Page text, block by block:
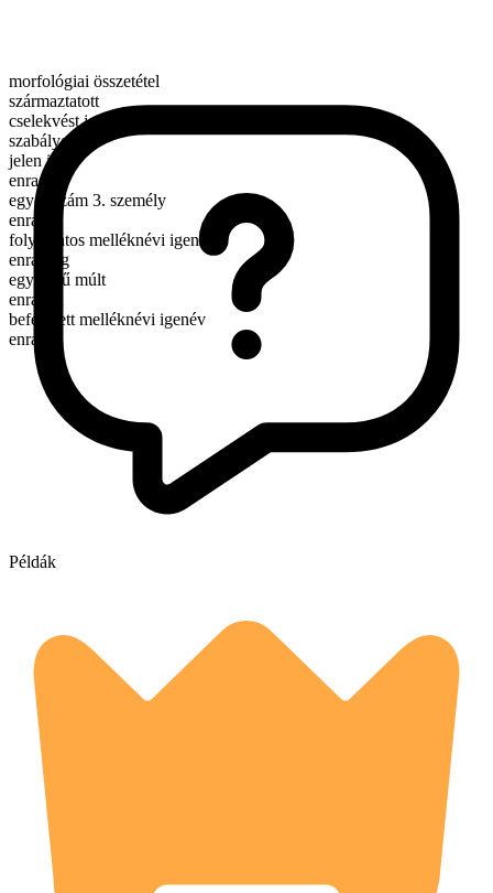
morfológiai összetétel
származtatott
cselekvést jelentő ige
szabályos
jelen idő
enrage
egyes szám 3. személy
enrages
folyamatos melléknévi igenév
enraging
egyszerű múlt
enraged
befejezett melléknévi igenév
enraged
Példák